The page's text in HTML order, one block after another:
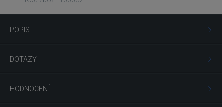
POPIS
DOTAZY
HODNOCENÍ